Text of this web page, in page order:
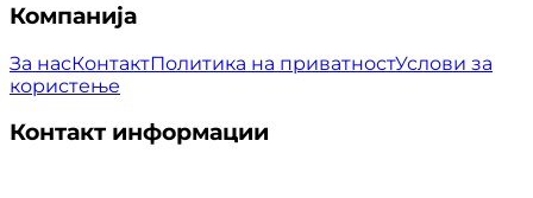
Компанија
За насКонтактПолитика на приватностУслови за
користење
Контакт информации